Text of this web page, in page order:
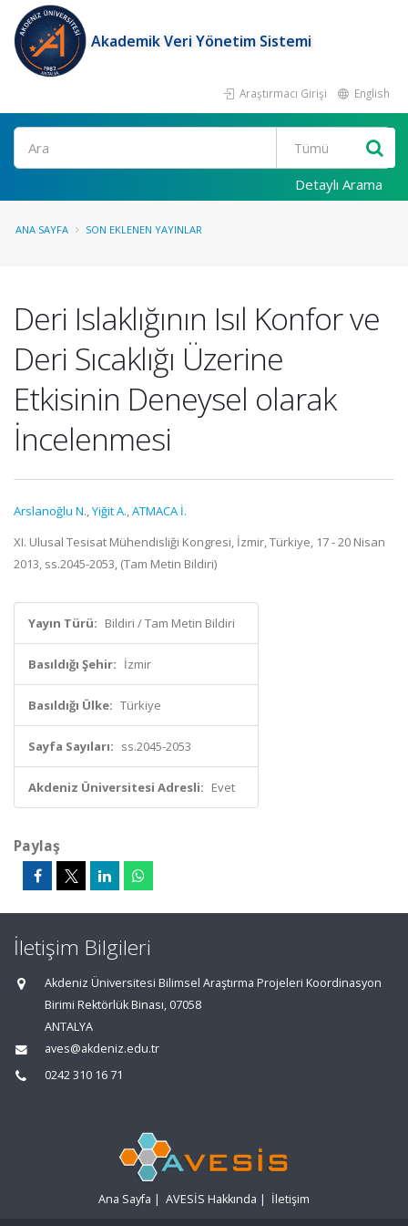
Akademik Veri Yönetim Sistemi
Araştırmacı Girişi English
Ara
Detaylı Arama
ANA SAYFA SON EKLENEN YAYINLAR
Deri Islaklığının Isıl Konfor ve
Deri Sıcaklığı Üzerine
Etkisinin Deneysel olarak
İncelenmesi
Arslanoğlu N.,Yiğit A.,ATMACA İ.
XI. Ulusal Tesisat Mühendisliği Kongresi, İzmir, Türkiye, 17 - 20 Nisan
2013, ss.2045-2053, (Tam Metin Bildiri)
Yayın Türü: Bildiri / Tam Metin Bildiri
Basıldığı Şehir: İzmir
Basıldığı Ülke: Türkiye
Sayfa Sayıları: ss.2045-2053
Akdeniz Üniversitesi Adresli: Evet
Paylaş
İletişim Bilgileri
Akdeniz Üniversitesi Bilimsel Araştırma Projeleri Koordinasyon
Birimi Rektörlük Binası, 07058
ANTALYA
aves@akdeniz.edu.tr
0242 310 16 71
Ana Sayfa | AVESİS Hakkında | İletişim